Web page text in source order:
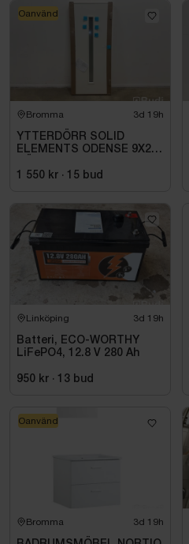
Bromma 3d 19h
YTTERDÖRR SOLID
ELEMENTS ODENSE 9X20
1 550 kr · 15 bud
Oanvänd
Linköping 3d 19h
Batteri, ECO-WORTHY
LiFePO4, 12.8 V 280 Ah
950 kr · 13 bud
Bromma 3d 19h
Oanvänd